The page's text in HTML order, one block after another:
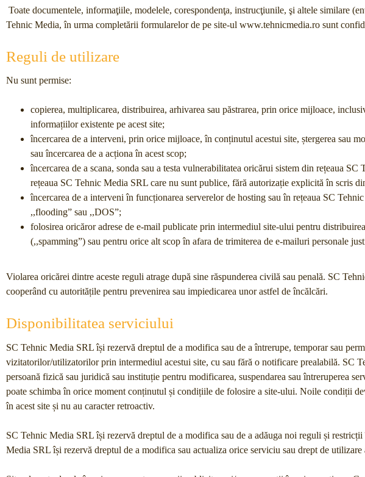
Toate documentele, informaţiile, modelele, corespondenţa, instrucţiunile, şi altele similare
Tehnic Media, în urma completării formularelor de pe site-ul www.tehnicmedia.ro sunt
Reguli de utilizare
Nu sunt permise:
copierea, multiplicarea, distribuirea, arhivarea sau păstrarea, prin orice mijloace,
informațiilor existente pe acest site;
încercarea de a interveni, prin orice mijloace, în conținutul acestui site, ștergerea sau
sau încercarea de a acționa în acest scop;
încercarea de a scana, sonda sau a testa vulnerabilitatea oricărui sistem din rețeaua
rețeaua SC Tehnic Media SRL care nu sunt publice, fără autorizație explicită în scris
încercarea de a interveni în funcționarea serverelor de hosting sau în rețeaua SC
,,flooding” sau ,,DOS”;
folosirea oricăror adrese de e-mail publicate prin intermediul site-ului pentru
(,,spamming”) sau pentru orice alt scop în afara de trimiterea de e-mailuri personale
Violarea oricărei dintre aceste reguli atrage după sine răspunderea civilă sau penală. SC
cooperând cu autoritățile pentru prevenirea sau impiedicarea unor astfel de încălcări.
Disponibilitatea serviciului
SC Tehnic Media SRL își rezervă dreptul de a modifica sau de a întrerupe, temporar sau
vizitatorilor/utilizatorilor prin intermediul acestui site, cu sau fără o notificare prealabilă. SC
persoană fizică sau juridică sau instituție pentru modificarea, suspendarea sau întreruperea
poate schimba în orice moment conținutul și condițiile de folosire a site-ului. Noile condiții
în acest site și nu au caracter retroactiv.
SC Tehnic Media SRL își rezervă dreptul de a modifica sau de a adăuga noi reguli și
Media SRL își rezervă dreptul de a modifica sau actualiza orice serviciu sau drept de